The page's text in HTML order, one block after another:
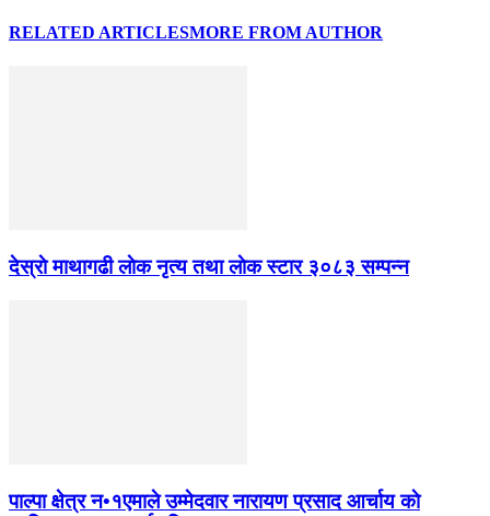
RELATED ARTICLESMORE FROM AUTHOR
देस्राे माथागढी लाेक नृत्य तथा लाेक स्टार ३०८३ सम्पन्न
पाल्पा क्षेत्र न•१एमाले उम्मेदवार नारायण प्रसाद आर्चाय काे